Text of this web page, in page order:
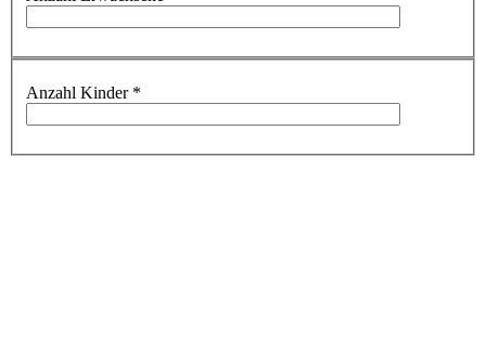
Anzahl Kinder *